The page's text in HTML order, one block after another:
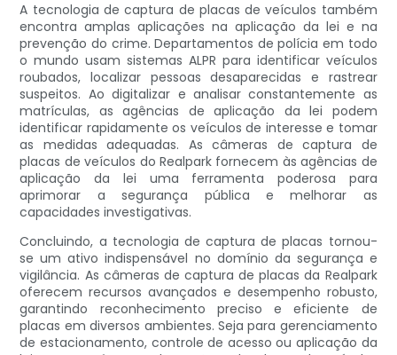
A tecnologia de captura de placas de veículos também
encontra amplas aplicações na aplicação da lei e na
prevenção do crime. Departamentos de polícia em todo
o mundo usam sistemas ALPR para identificar veículos
roubados, localizar pessoas desaparecidas e rastrear
suspeitos. Ao digitalizar e analisar constantemente as
matrículas, as agências de aplicação da lei podem
identificar rapidamente os veículos de interesse e tomar
as medidas adequadas. As câmeras de captura de
placas de veículos do Realpark fornecem às agências de
aplicação da lei uma ferramenta poderosa para
aprimorar a segurança pública e melhorar as
capacidades investigativas.
Concluindo, a tecnologia de captura de placas tornou-
se um ativo indispensável no domínio da segurança e
vigilância. As câmeras de captura de placas da Realpark
oferecem recursos avançados e desempenho robusto,
garantindo reconhecimento preciso e eficiente de
placas em diversos ambientes. Seja para gerenciamento
de estacionamento, controle de acesso ou aplicação da